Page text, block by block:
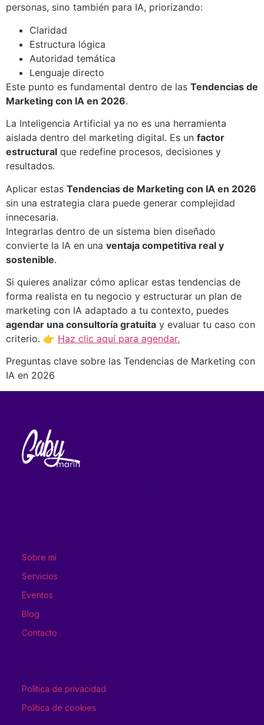
personas, sino también para IA, priorizando:
Claridad
Estructura lógica
Autoridad temática
Lenguaje directo
Este punto es fundamental dentro de las Tendencias de
Marketing con IA en 2026.
La Inteligencia Artificial ya no es una herramienta
aislada dentro del marketing digital. Es un factor
estructural que redefine procesos, decisiones y
resultados.
Aplicar estas Tendencias de Marketing con IA en 2026
sin una estrategia clara puede generar complejidad
innecesaria.
Integrarlas dentro de un sistema bien diseñado
convierte la IA en una ventaja competitiva real y
sostenible.
Si quieres analizar cómo aplicar estas tendencias de
forma realista en tu negocio y estructurar un plan de
marketing con IA adaptado a tu contexto, puedes
agendar una consultoría gratuita y evaluar tu caso con
criterio. 👉 Haz clic aquí para agendar.
Preguntas clave sobre las Tendencias de Marketing con
IA en 2026
Sobre mí
Servicios
Eventos
Blog
Contacto
Política de privacidad
Política de cookies